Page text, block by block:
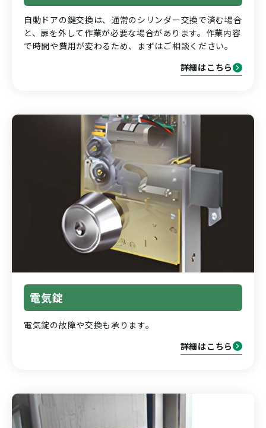
自動ドアの鍵交換は、通常のシリンダー交換で済む場合
と、扉を外して作業が必要な場合があります。作業内容
で時間や費用が変わるため、まずはご相談ください。
詳細はこちら
電気錠
電気錠の故障や交換も承ります。
詳細はこちら